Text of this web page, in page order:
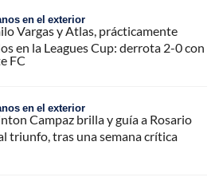
en el exterior
Vargas y Atlas, prácticamente
en la Leagues Cup: derrota 2-0 con
FC
en el exterior
Campaz brilla y guía a Rosario
triunfo, tras una semana crítica